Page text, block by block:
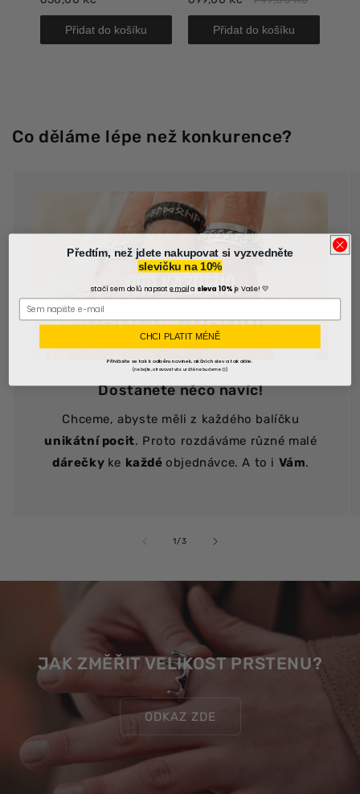
Přidat do košíku Přidat do košíku
Co děláme lépe než konkurence?
Dostanete něco navíc!
Chceme, abyste měli z každého balíčku
unikátní pocit. Proto rozdáváme různé malé
dárečky ke každé objednávce. A to i Vám.
1/z3
JAK ZMĚŘIT VELIKOST PRSTENU?
ODKAZ ZDE
Předtím, než jdete nakupovat si vyzvedněte
slevičku na 10%
stačí sem dolů napsatemaila sleva 10%je Vaše! 💛
CHCI PLATIT MÉNĚ
Přihlásíte se tak k odběru novinek, akčních slev a tak dále.
(nebojte, otravovat vás určitě nebudeme😊)